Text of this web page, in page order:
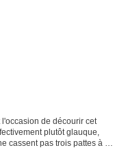
de décourir cet
plutôt glauque,
cassent pas trois pattes à un